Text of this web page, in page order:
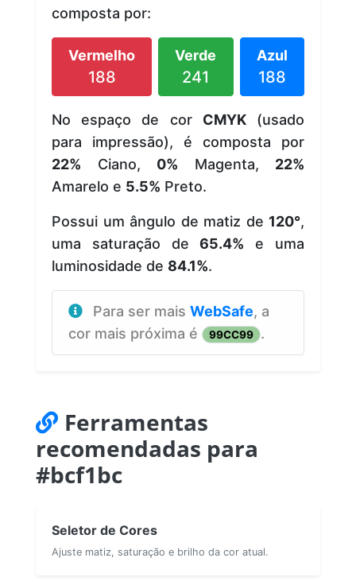
composta por:
Vermelho
188
Verde
241
Azul
188
No espaço de cor CMYK(usado
para impressão), é composta por
22% Ciano, 0% Magenta, 22%
Amarelo e 5.5% Preto.
Possui um ângulo de matiz de 120°,
uma saturação de65.4% e uma
luminosidade de 84.1%.
Para ser mais WebSafe, a
cor mais próxima é
99CC99 .
Ferramentas
recomendadas para
#bcf1bc
Seletor de Cores
Ajuste matiz, saturação e brilho da cor atual.